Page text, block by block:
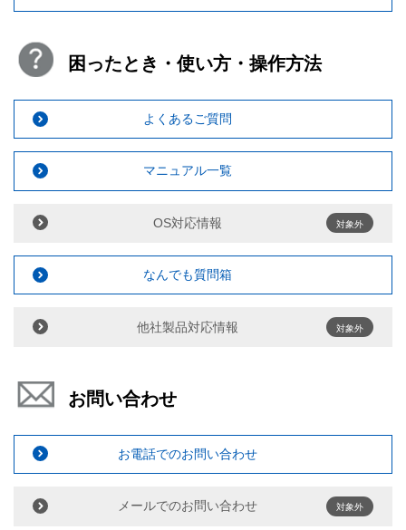
困ったとき・使い方・操作方法
よくあるご質問
マニュアル一覧
OS対応情報 対象外
なんでも質問箱
他社製品対応情報 対象外
お問い合わせ
お電話でのお問い合わせ
メールでのお問い合わせ 対象外